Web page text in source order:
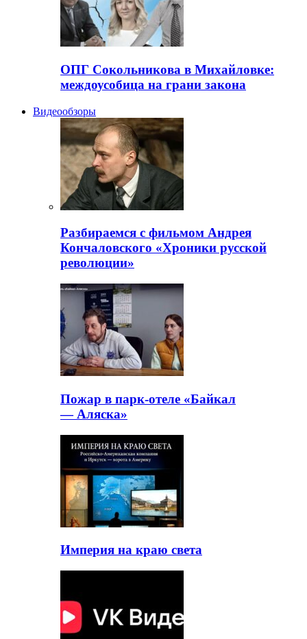
ОПГ Сокольникова в Михайловке:
междоусобица на грани закона
Видеообзоры
Разбираемся с фильмом Андрея
Кончаловского «Хроники русской
революции»
Пожар в парк-отеле «Байкал
— Аляска»
Империя на краю света